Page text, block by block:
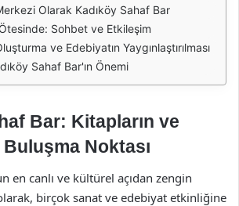
Olarak Kadıköy Sahaf Bar
Sohbet ve Etkileşim
ve Edebiyatın Yaygınlaştırılması
Sahaf Bar'ın Önemi
Bar: Kitapların ve
Noktası
en canlı ve kültürel açıdan zengin
birçok sanat ve edebiyat etkinliğine